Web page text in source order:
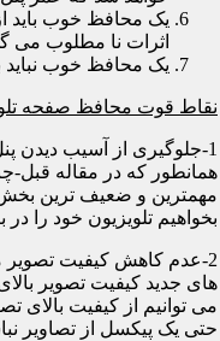
اثرات نا مطلوب می
یک محافظ خوب نباید
نقاط قوت محافظ صفحه
1-جلوگیری از آسیب دیدن
همانطور که در مقاله
مهمترین و ضعیف ترین
بخواهیم تلویزیون خود را در
2-عدم کاهش کیفیت تصویر
های جدید کیفیت تصویر
می توانیم از کیفیت بالای
حتی یک پیکسل از تصاویر